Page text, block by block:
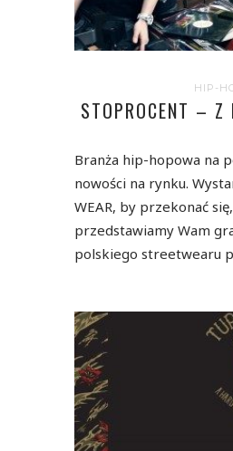
HIP-
STOPROCENT – Z
Branża hip-hopowa na
nowości na rynku.
WEAR, by przekonać
przedstawiamy Wam
polskiego streetwearu